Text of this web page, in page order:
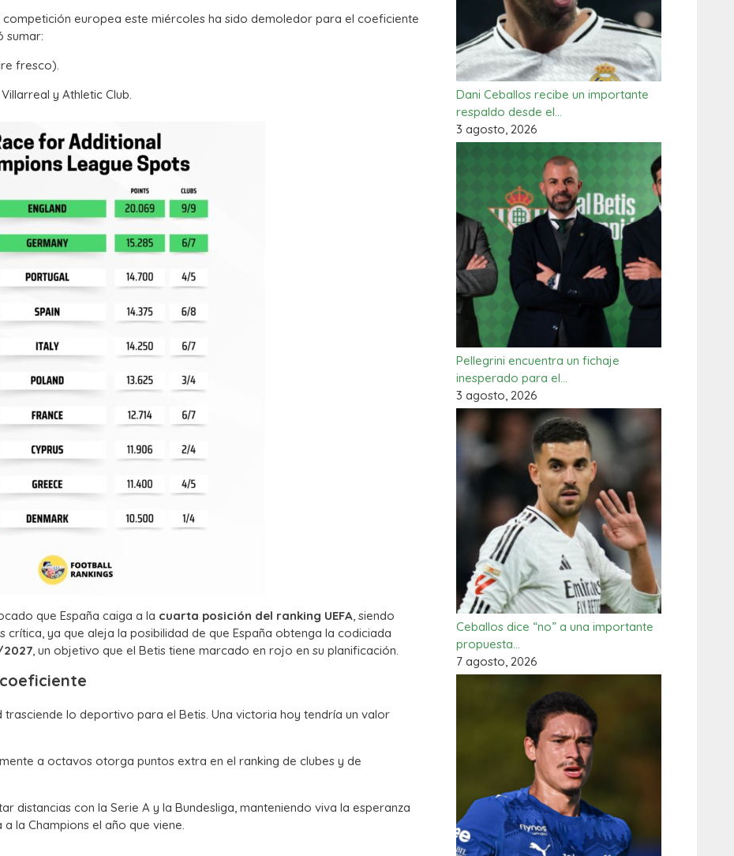
competición europea este miércoles ha sido demoledor para el coeficiente
sumar:
fresco).
y Athletic Club.
que España caiga a la cuarta posición del ranking UEFA, siendo
crítica, ya que aleja la posibilidad de que España obtenga la codiciada
, un objetivo que el Betis tiene marcado en rojo en su planificación.
lo deportivo para el Betis. Una victoria hoy tendría un valor
a octavos otorga puntos extra en el ranking de clubes y de
distancias con la Serie A y la Bundesliga, manteniendo viva la esperanza
la Champions el año que viene.
Dani Ceballos recibe un importante
respaldo desde el…
3 agosto, 2026
Pellegrini encuentra un fichaje
inesperado para el…
3 agosto, 2026
Ceballos dice “no” a una importante
propuesta…
7 agosto, 2026